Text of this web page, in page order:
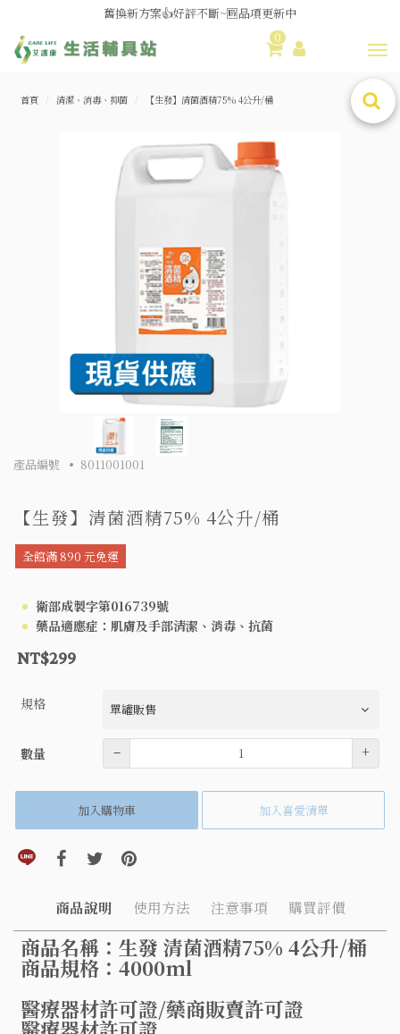
舊換新方案👍好評不斷~🆕品項更新中
😆備餐原來可以這麼輕鬆🎌KEWPIE介護食🍱營養均衡
0
首頁 清潔、消毒、抑菌 【生發】清菌酒精75% 4公升/桶
產品編號 8011001001
【生發】清菌酒精75% 4公升/桶
全館滿 890 元免運
衛部成製字第016739號
藥品適應症：肌膚及手部清潔、消毒、抗菌
NT$299
規格
數量 數量– +
加入購物車 加入喜愛清單
分享到line(另開視窗)
分享到facebook(另開視窗)
分享到twitter(另開視窗)
分享到pinterest(另開視窗)
商品說明 使用方法 注意事項 購買評價
商品名稱：生發 清菌酒精75% 4公升/桶
商品規格：4000ml
醫療器材許可證/藥商販賣許可證